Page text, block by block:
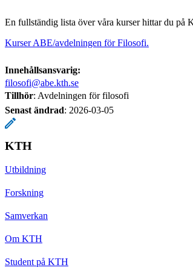
En fullständig lista över våra kurser hittar du på
Kurser ABE/avdelningen för Filosofi.
Innehållsansvarig:
filosofi@abe.kth.se
Tillhör: Avdelningen för filosofi
Senast ändrad: 2026-03-05
KTH
Utbildning
Forskning
Samverkan
Om KTH
Student på KTH